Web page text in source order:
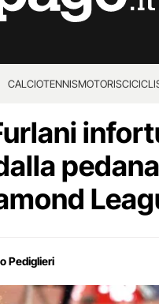
CALCIOTENNISMOTORISCI
Pediglieri